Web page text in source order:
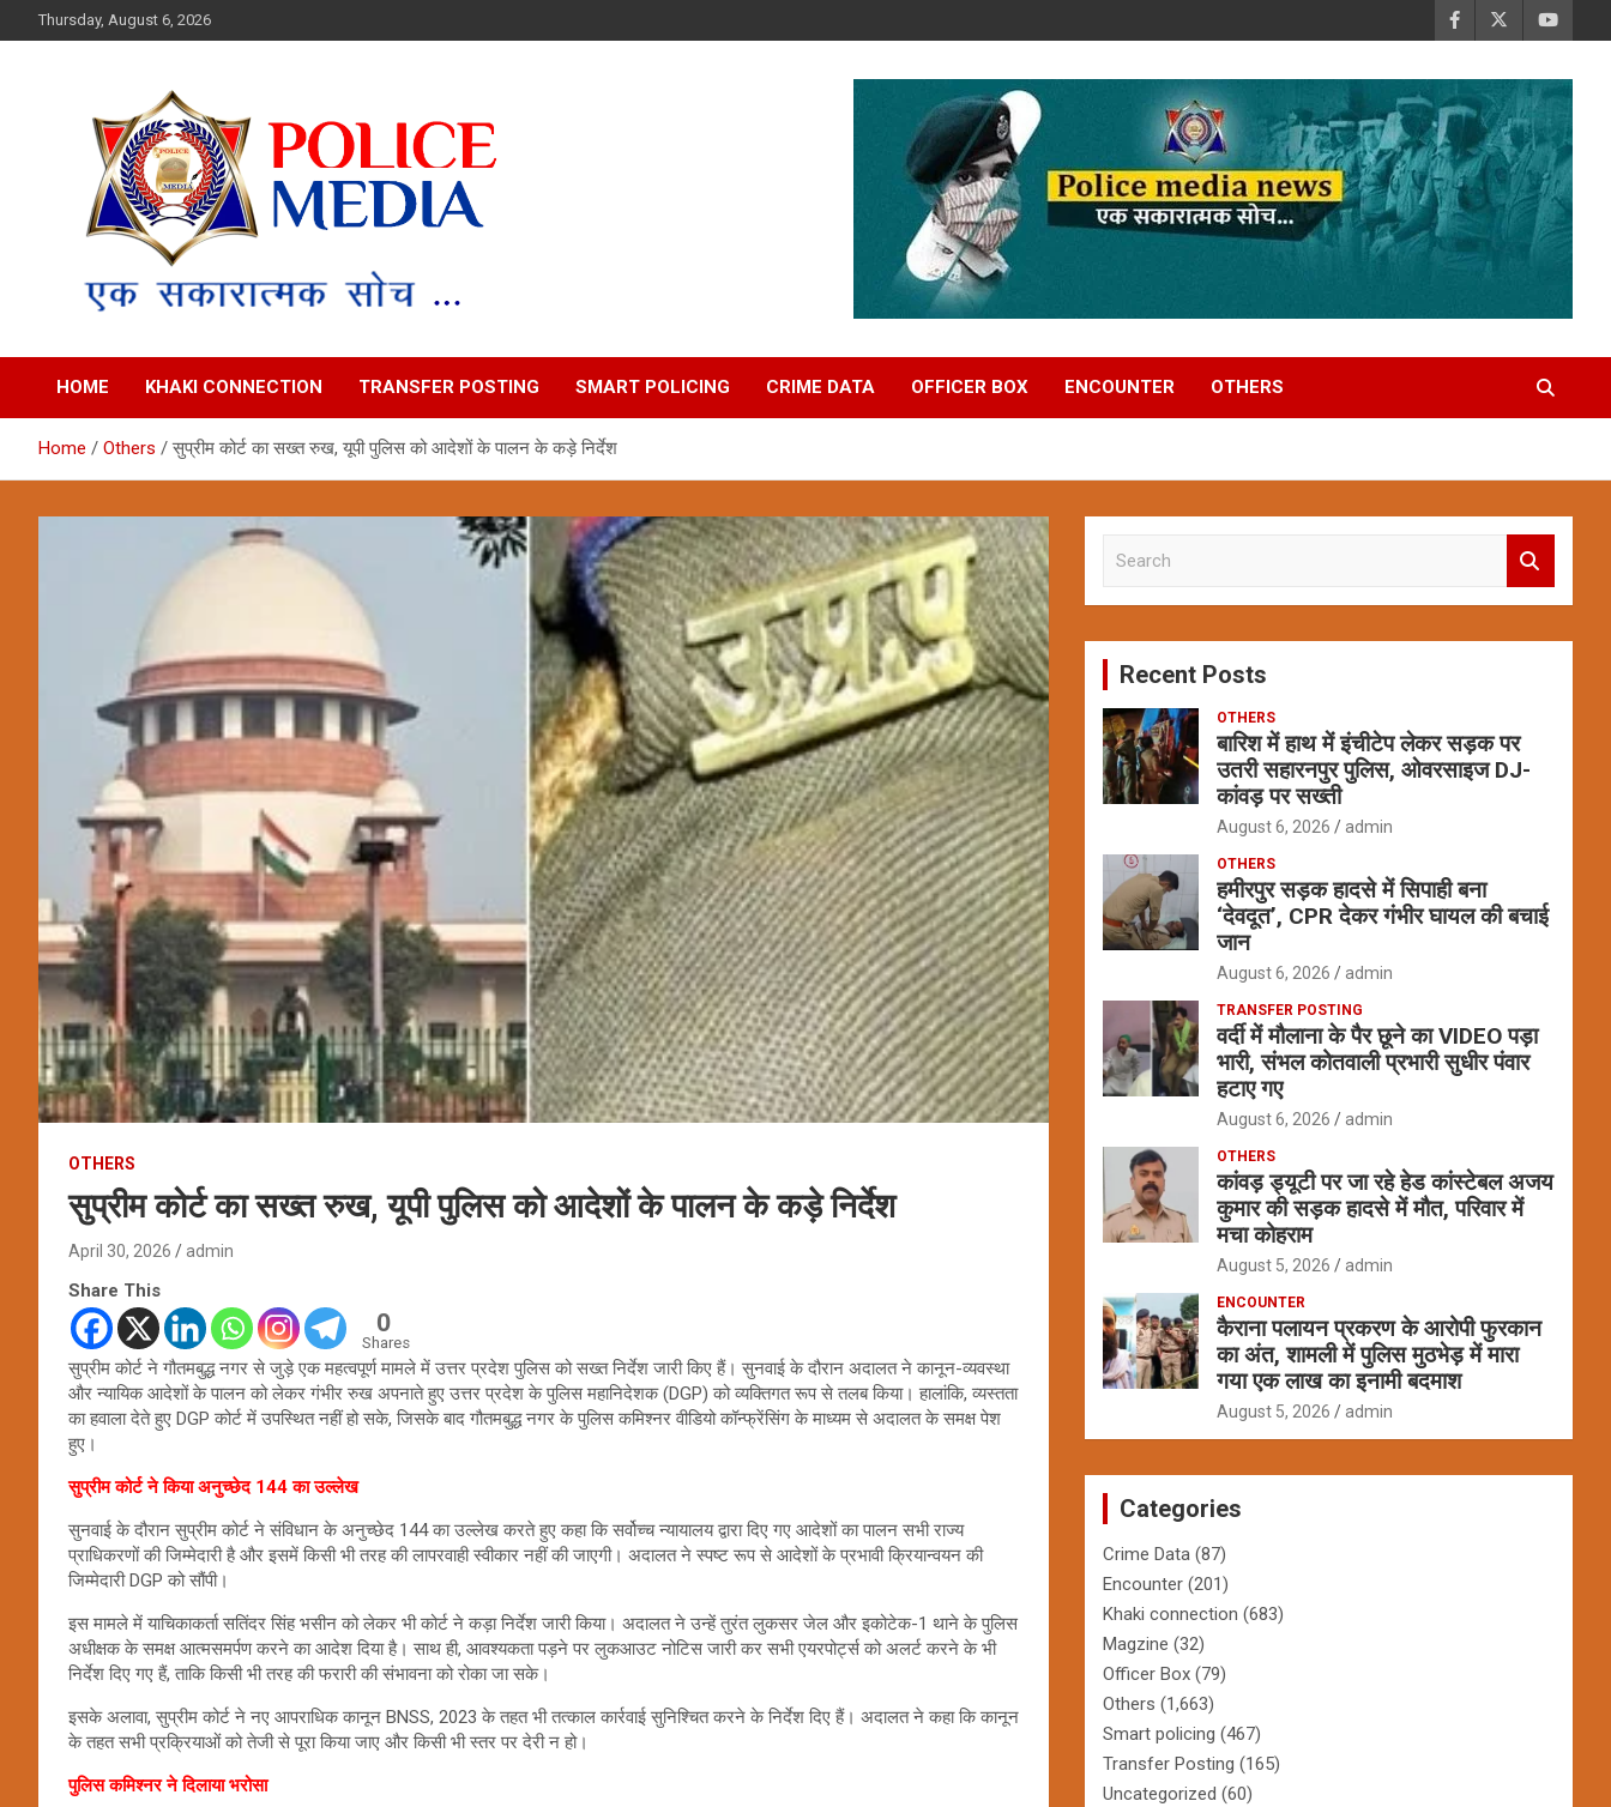
to
Thursday, August 6, 2026
Police Media News
HOME KHAKI CONNECTION TRANSFER POSTING SMART POLICING CRIME DATA OFFICER BOX ENCOUNTER OTHERS
Home Others सुप्रीम कोर्ट का सख्त रुख, यूपी पुलिस को आदेशों के पालन के कड़े निर्देश
OTHERS
सुप्रीम कोर्ट का सख्त रुख, यूपी पुलिस को आदेशों के पालन के कड़े निर्देश
April 30, 2026 admin
Share This
0
Shares
सुप्रीम कोर्ट ने गौतमबुद्ध नगर से जुड़े एक महत्वपूर्ण मामले में उत्तर प्रदेश पुलिस को सख्त निर्देश जारी किए हैं। सुनवाई के दौरान अदालत ने कानून-व्यवस्था
और न्यायिक आदेशों के पालन को लेकर गंभीर रुख अपनाते हुए उत्तर प्रदेश के पुलिस महानिदेशक (DGP) को व्यक्तिगत रूप से तलब किया। हालांकि, व्यस्तता
का हवाला देते हुए DGP कोर्ट में उपस्थित नहीं हो सके, जिसके बाद गौतमबुद्ध नगर के पुलिस कमिश्नर वीडियो कॉन्फ्रेंसिंग के माध्यम से अदालत के समक्ष पेश
हुए।
सुप्रीम कोर्ट ने किया अनुच्छेद 144 का उल्लेख
सुनवाई के दौरान सुप्रीम कोर्ट ने संविधान के अनुच्छेद 144 का उल्लेख करते हुए कहा कि सर्वोच्च न्यायालय द्वारा दिए गए आदेशों का पालन सभी राज्य
प्राधिकरणों की जिम्मेदारी है और इसमें किसी भी तरह की लापरवाही स्वीकार नहीं की जाएगी। अदालत ने स्पष्ट रूप से आदेशों के प्रभावी क्रियान्वयन की
जिम्मेदारी DGP को सौंपी।
इस मामले में याचिकाकर्ता सतिंदर सिंह भसीन को लेकर भी कोर्ट ने कड़ा निर्देश जारी किया। अदालत ने उन्हें तुरंत लुकसर जेल और इकोटेक-1 थाने के पुलिस
अधीक्षक के समक्ष आत्मसमर्पण करने का आदेश दिया है। साथ ही, आवश्यकता पड़ने पर लुकआउट नोटिस जारी कर सभी एयरपोर्ट्स को अलर्ट करने के भी
निर्देश दिए गए हैं, ताकि किसी भी तरह की फरारी की संभावना को रोका जा सके।
इसके अलावा, सुप्रीम कोर्ट ने नए आपराधिक कानून BNSS, 2023 के तहत भी तत्काल कार्रवाई सुनिश्चित करने के निर्देश दिए हैं। अदालत ने कहा कि कानून
के तहत सभी प्रक्रियाओं को तेजी से पूरा किया जाए और किसी भी स्तर पर देरी न हो।
पुलिस कमिश्नर ने दिलाया भरोसा
c
Recent Posts
OTHERS
बारिश में हाथ में इंचीटेप लेकर सड़क पर
उतरी सहारनपुर पुलिस, ओवरसाइज DJ-
कांवड़ पर सख्ती
August 6, 2026 admin
OTHERS
हमीरपुर सड़क हादसे में सिपाही बना
‘देवदूत’, CPR देकर गंभीर घायल की बचाई
जान
August 6, 2026 admin
TRANSFER POSTING
वर्दी में मौलाना के पैर छूने का VIDEO पड़ा
भारी, संभल कोतवाली प्रभारी सुधीर पंवार
हटाए गए
August 6, 2026 admin
OTHERS
कांवड़ ड्यूटी पर जा रहे हेड कांस्टेबल अजय
कुमार की सड़क हादसे में मौत, परिवार में
मचा कोहराम
August 5, 2026 admin
ENCOUNTER
कैराना पलायन प्रकरण के आरोपी फुरकान
का अंत, शामली में पुलिस मुठभेड़ में मारा
गया एक लाख का इनामी बदमाश
August 5, 2026 admin
Categories
Crime Data (87)
Encounter (201)
Khaki connection (683)
Magzine (32)
Officer Box (79)
Others (1,663)
Smart policing (467)
Transfer Posting (165)
Uncategorized (60)